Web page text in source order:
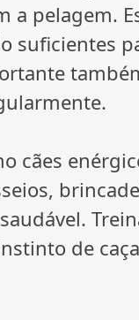
a pelagem.
suficientes
cães
de